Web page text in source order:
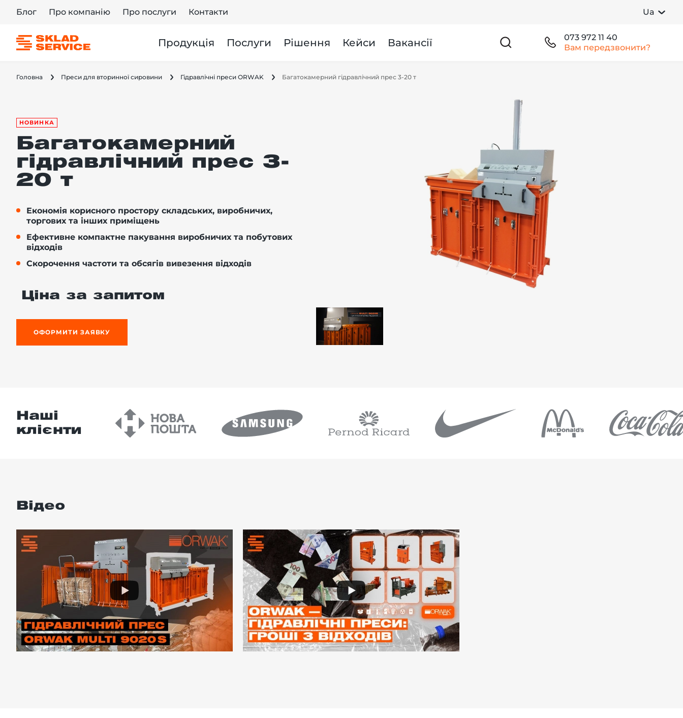
Блог Про компанію Про послуги Контакти Ua
Продукція Послуги Рішення Кейси Вакансії
073 972 11 40
Вам передзвонити?
Головна Преси для вторинної сировини Гідравлічні преси ORWAK Багатокамерний гідравлічний прес 3-20 т
НОВИНКА
Багатокамерний
гідравлічний прес 3-
20 т
Економія корисного простору складських, виробничих,
торгових та інших приміщень
Ефективне компактне пакування виробничих та побутових
відходів
Скорочення частоти та обсягів вивезення відходів
Ціна за запитом
ОФОРМИТИ ЗАЯВКУ
Наші
клієнти
Відео